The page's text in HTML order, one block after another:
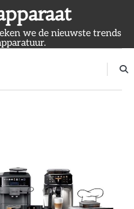
we de nieuwste trends